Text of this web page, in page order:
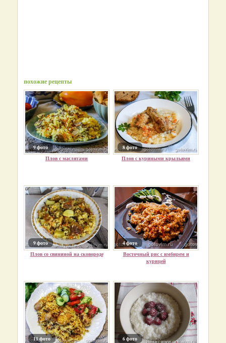
похожие рецепты
9 фото
Плов с маслятами
8 фото
Плов с куриными крыльями
9 фото
Плов со свининой на сковороде
4 фото
Восточный рис с имбирем и
курицей
11 фото
6 фото